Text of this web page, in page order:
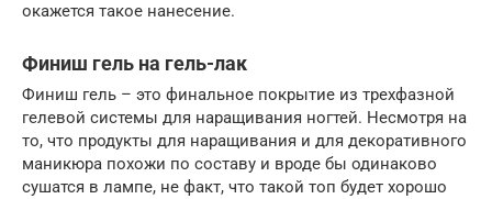
окажется такое нанесение.
Финиш гель на гель-лак
Финиш гель – это финальное покрытие из трехфазной
гелевой системы для наращивания ногтей. Несмотря на
то, что продукты для наращивания и для декоративного
маникюра похожи по составу и вроде бы одинаково
сушатся в лампе, не факт, что такой топ будет хорошо